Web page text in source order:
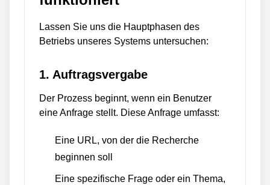
Lassen Sie uns die Hauptphasen des
Betriebs unseres Systems untersuchen:
1. Auftragsvergabe
Der Prozess beginnt, wenn ein Benutzer
eine Anfrage stellt. Diese Anfrage umfasst:
Eine URL, von der die Recherche
beginnen soll
Eine spezifische Frage oder ein Thema,